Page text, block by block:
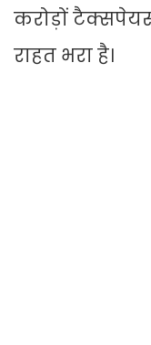
करोड़ों
राहत भरा है।